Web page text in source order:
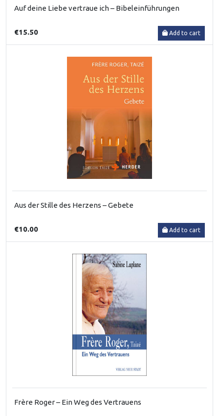
Auf deine Liebe vertraue ich – Bibeleinführungen
€15.50 Add to cart
Aus der Stille des Herzens – Gebete
€10.00 Add to cart
Frère Roger – Ein Weg des Vertrauens